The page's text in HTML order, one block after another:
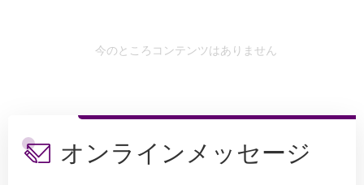
今のところコンテンツはありません
オンラインメッセージ